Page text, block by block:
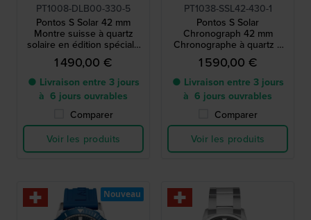
PT1008-DLB00-330-5
Pontos S Solar 42 mm
Montre suisse à quartz
solaire en édition spéciale
avec lunette en aluminium
1 490,00 €
● Livraison entre 3 jours
à 6 jours ouvrables
Comparer
Voir les produits
PT1038-SSL42-430-1
Pontos S Solar
Chronograph 42 mm
Chronographe à quartz à
énergie solaire, fabriqué en
Suisse
1 590,00 €
● Livraison entre 3 jours
à 6 jours ouvrables
Comparer
Voir les produits
Nouveau